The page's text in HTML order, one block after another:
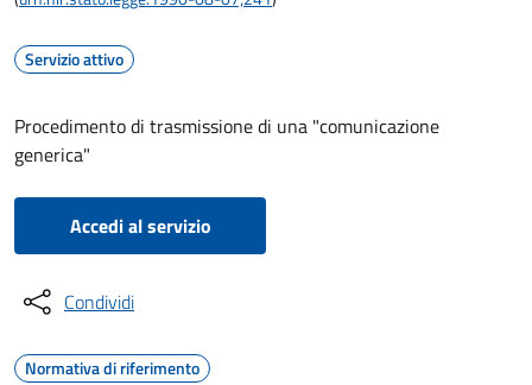
Servizio attivo
Procedimento di trasmissione di una "comunicazione
generica"
Accedi al servizio
Condividi
Normativa di riferimento